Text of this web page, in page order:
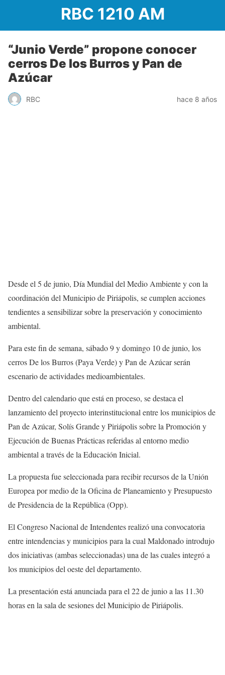
RBC 1210 AM
“Junio Verde” propone conocer
cerros De los Burros y Pan de
Azúcar
RBC hace 8 años
Desde el 5 de junio, Día Mundial del Medio Ambiente y con la
coordinación del Municipio de Piriápolis, se cumplen acciones
tendientes a sensibilizar sobre la preservación y conocimiento
ambiental.
Para este fin de semana, sábado 9 y domingo 10 de junio, los
cerros De los Burros (Paya Verde) y Pan de Azúcar serán
escenario de actividades medioambientales.
Dentro del calendario que está en proceso, se destaca el
lanzamiento del proyecto interinstitucional entre los municipios de
Pan de Azúcar, Solís Grande y Piriápolis sobre la Promoción y
Ejecución de Buenas Prácticas referidas al entorno medio
ambiental a través de la Educación Inicial.
La propuesta fue seleccionada para recibir recursos de la Unión
Europea por medio de la Oficina de Planeamiento y Presupuesto
de Presidencia de la República (Opp).
El Congreso Nacional de Intendentes realizó una convocatoria
entre intendencias y municipios para la cual Maldonado introdujo
dos iniciativas (ambas seleccionadas) una de las cuales integró a
los municipios del oeste del departamento.
La presentación está anunciada para el 22 de junio a las 11.30
horas en la sala de sesiones del Municipio de Piriápolis.